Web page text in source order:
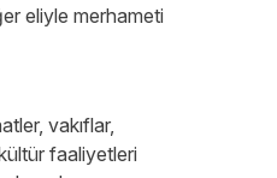
eliyle merhameti
vakıflar,
faaliyetleri